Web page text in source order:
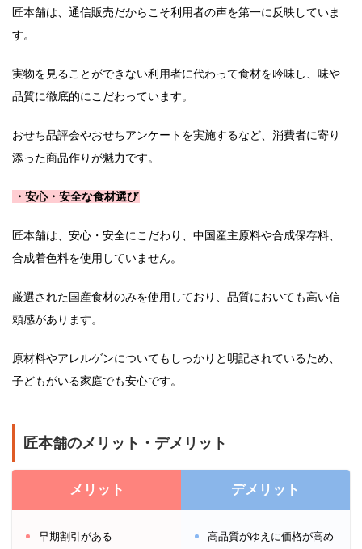
匠本舗は、通信販売だからこそ利用者の声を第一に反映していま
す。
実物を見ることができない利用者に代わって食材を吟味し、味や
品質に徹底的にこだわっています。
おせち品評会やおせちアンケートを実施するなど、消費者に寄り
添った商品作りが魅力です。
・安心・安全な食材選び
匠本舗は、安心・安全にこだわり、中国産主原料や合成保存料、
合成着色料を使用していません。
厳選された国産食材のみを使用しており、品質においても高い信
頼感があります。
原材料やアレルゲンについてもしっかりと明記されているため、
子どもがいる家庭でも安心です。
匠本舗のメリット・デメリット
メリット
早期割引がある
デメリット
高品質がゆえに価格が高め